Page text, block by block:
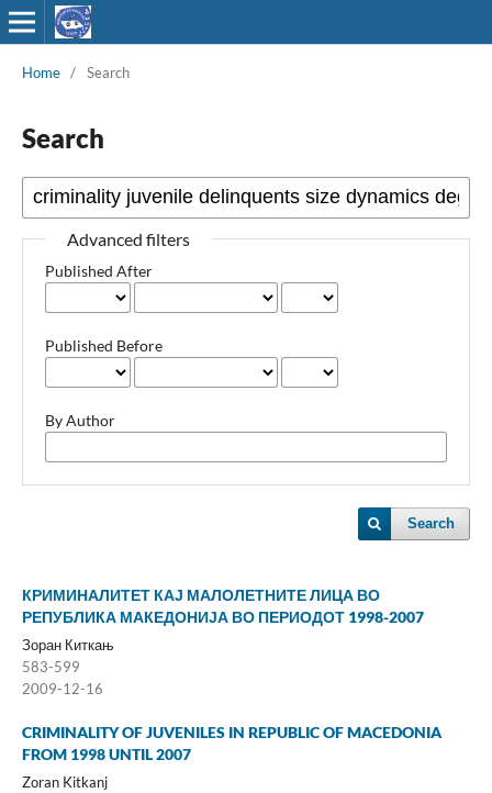
Home / Search
Search
Advanced filters
Published After
Published Before
By Author
Search
КРИМИНАЛИТЕТ КАЈ МАЛОЛЕТНИТЕ ЛИЦА ВО
РЕПУБЛИКА МАКЕДОНИЈА ВО ПЕРИОДОТ 1998-2007
Зоран Киткањ
583-599
2009-12-16
CRIMINALITY OF JUVENILES IN REPUBLIC OF MACEDONIA
FROM 1998 UNTIL 2007
Zoran Kitkanj